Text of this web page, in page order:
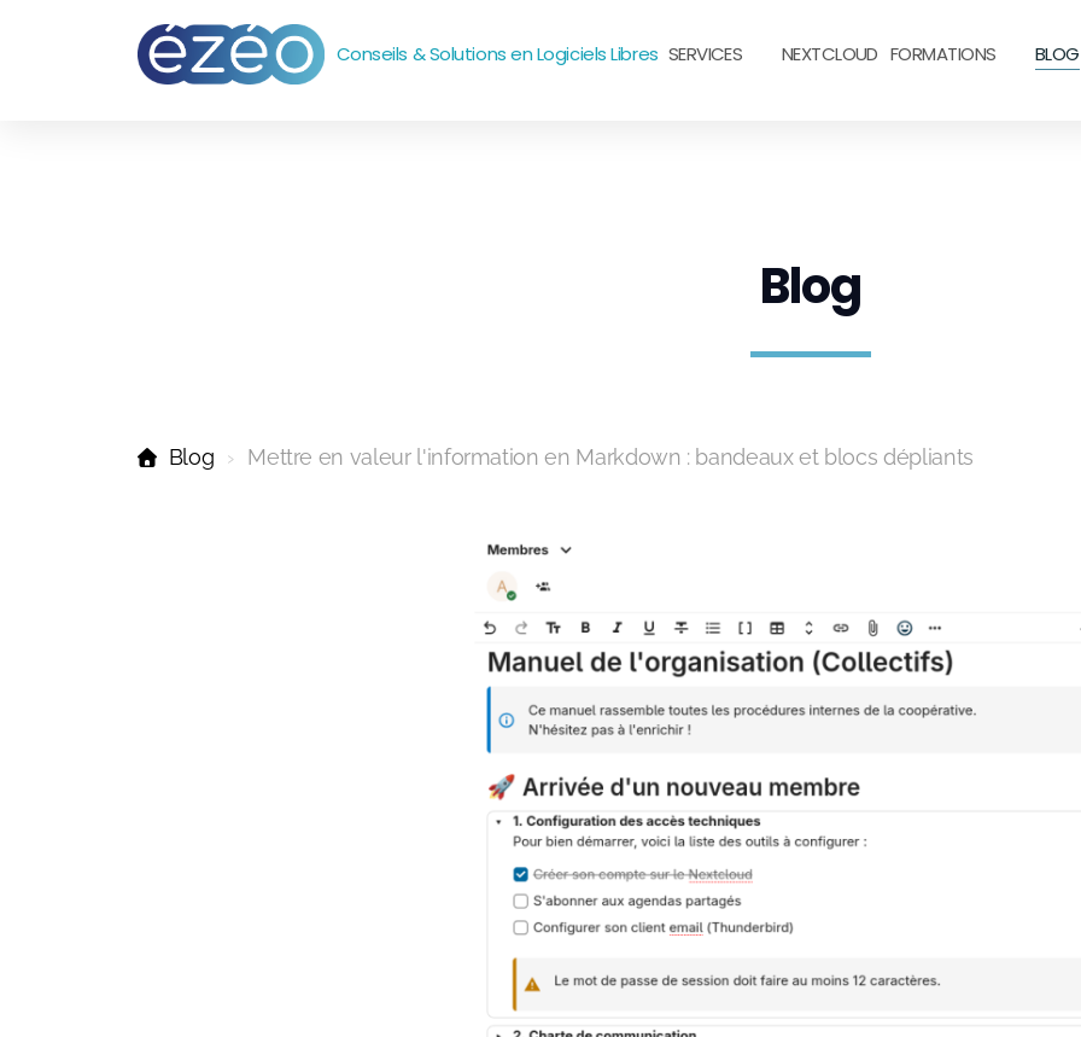
Conseils & Solutions en Logiciels Libres SERVICES NEXTCLOUD FORMATIONS BLOG
Blog
Blog Mettre en valeur l'information en Markdown : bandeaux et blocs dépliants